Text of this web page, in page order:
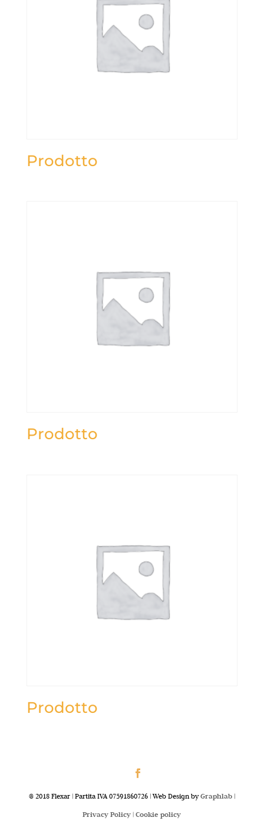
Prodotto
Prodotto
Prodotto
@ 2018 Flexar | Partita IVA 07591860726 | Web Design byGraphlab|
Privacy Policy |Cookie policy